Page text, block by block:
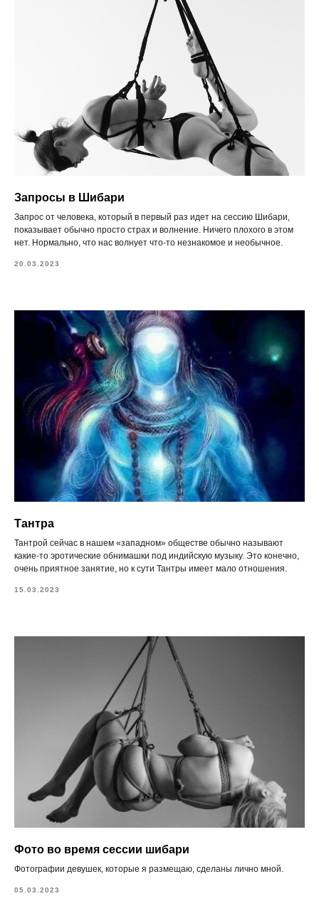
Запросы в Шибари
Запрос от человека, который в первый раз идет на сессию Шибари,
показывает обычно просто страх и волнение. Ничего плохого в этом
нет. Нормально, что нас волнует что-то незнакомое и необычное.
20.03.2023
Тантра
Тантрой сейчас в нашем «западном» обществе обычно называют
какие-то эротические обнимашки под индийскую музыку. Это конечно,
очень приятное занятие, но к сути Тантры имеет мало отношения.
15.03.2023
Фото во время сессии шибари
Фотографии девушек, которые я размещаю, сделаны лично мной.
05.03.2023